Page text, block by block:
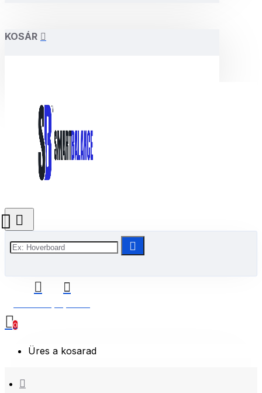
KOSÁR
0
Üres a kosarad